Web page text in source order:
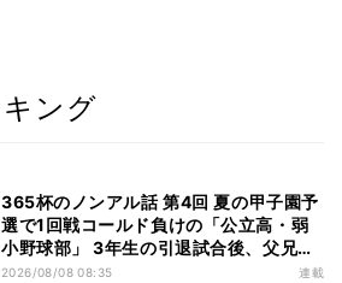
ング
365杯のノンアル話 第4回 夏の甲子園予
選で1回戦コールド負けの「公立高・弱
小野球部」 3年生の引退試合後、父兄
が“現場”で取り出したのは……
2026/08/08 08:35 連載